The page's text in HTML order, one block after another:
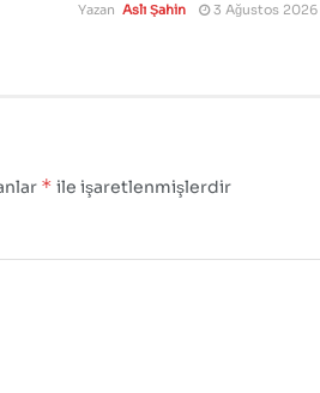
Yazan Aslı Şahin 3 Ağustos 2026
* ile işaretlenmişlerdir